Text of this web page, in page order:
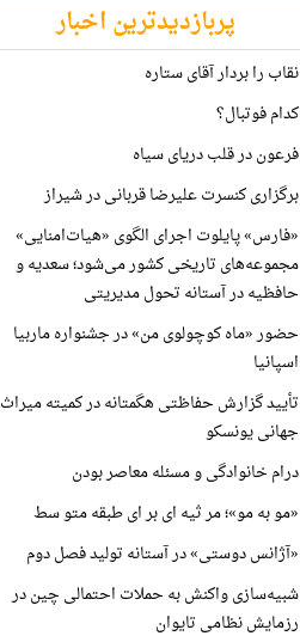
پربازدیدترین اخبار
نقاب را بردار آقای ستاره
کدام فوتبال؟
فرعون در قلب دریای سیاه
برگزاری کنسرت علیرضا قربانی در شیراز
«فارس» پایلوت اجرای الگوی «هیات‌امنایی»
مجموعه‌های تاریخی کشور می‌شود؛ سعدیه و
حافظیه در آستانه تحول مدیریتی
حضور «ماه کوچولوی من» در جشنواره ماربیا
اسپانیا
تأیید گزارش حفاظتی هگمتانه در کمیته میراث
جهانی یونسکو
درام خانوادگی و مسئله معاصر بودن
«مو به مو»؛ مر ثیه ای بر ای طبقه متو سط
«آژانس دوستی» در آستانه تولید فصل دوم
شبیه‌سازی واکنش به حملات احتمالی چین در
رزمایش نظامی تایوان